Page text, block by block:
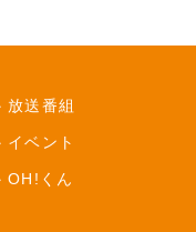
放送番組
イベント
OH!くん